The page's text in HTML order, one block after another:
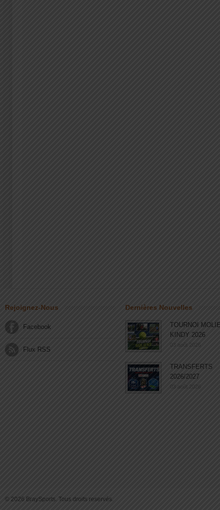
Rejoignez-Nous
Facebook
Flux RSS
Dernières Nouvelles
TOURNOI
KINDY 2026
03 août 2026
TRANSFERTS
2026/2027
03 août 2026
© 2026 BraySports. Tous droits reservés.